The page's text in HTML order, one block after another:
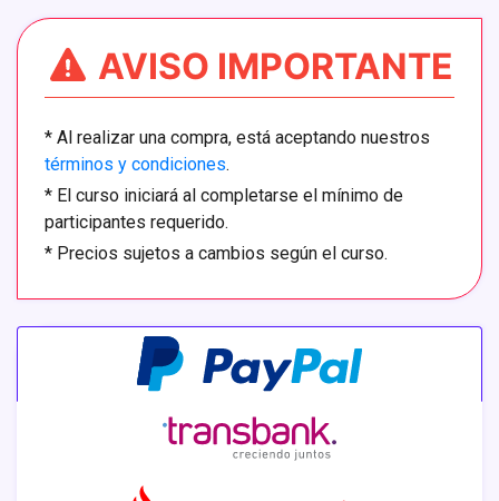
AVISO IMPORTANTE
* Al realizar una compra, está aceptando nuestros
términos y condiciones.
* El curso iniciará al completarse el mínimo de
participantes requerido.
* Precios sujetos a cambios según el curso.